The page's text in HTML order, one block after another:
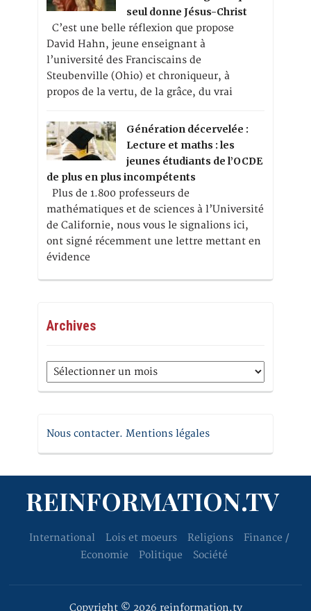
seul donne Jésus-Christ
C’est une belle réflexion que propose
David Hahn, jeune enseignant à
l’université des Franciscains de
Steubenville (Ohio) et chroniqueur, à
propos de la vertu, de la grâce, du vrai
Génération décervelée :
Lecture et maths : les
jeunes étudiants de l’OCDE
de plus en plus incompétents
Plus de 1.800 professeurs de
mathématiques et de sciences à l’Université
de Californie, nous vous le signalions ici,
ont signé récemment une lettre mettant en
évidence
Archives
Archives
Nous contacter. Mentions légales
REINFORMATION.TV
International Lois et moeurs Religions
Finance /
Economie
Politique Société
Copyright © 2026 reinformation.tv